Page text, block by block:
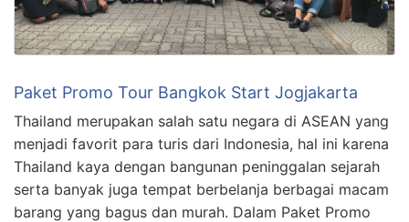
Paket Promo Tour Bangkok Start Jogjakarta
Thailand merupakan salah satu negara di ASEAN yang
menjadi favorit para turis dari Indonesia, hal ini karena
Thailand kaya dengan bangunan peninggalan sejarah
serta banyak juga tempat berbelanja berbagai macam
barang yang bagus dan murah. Dalam Paket Promo